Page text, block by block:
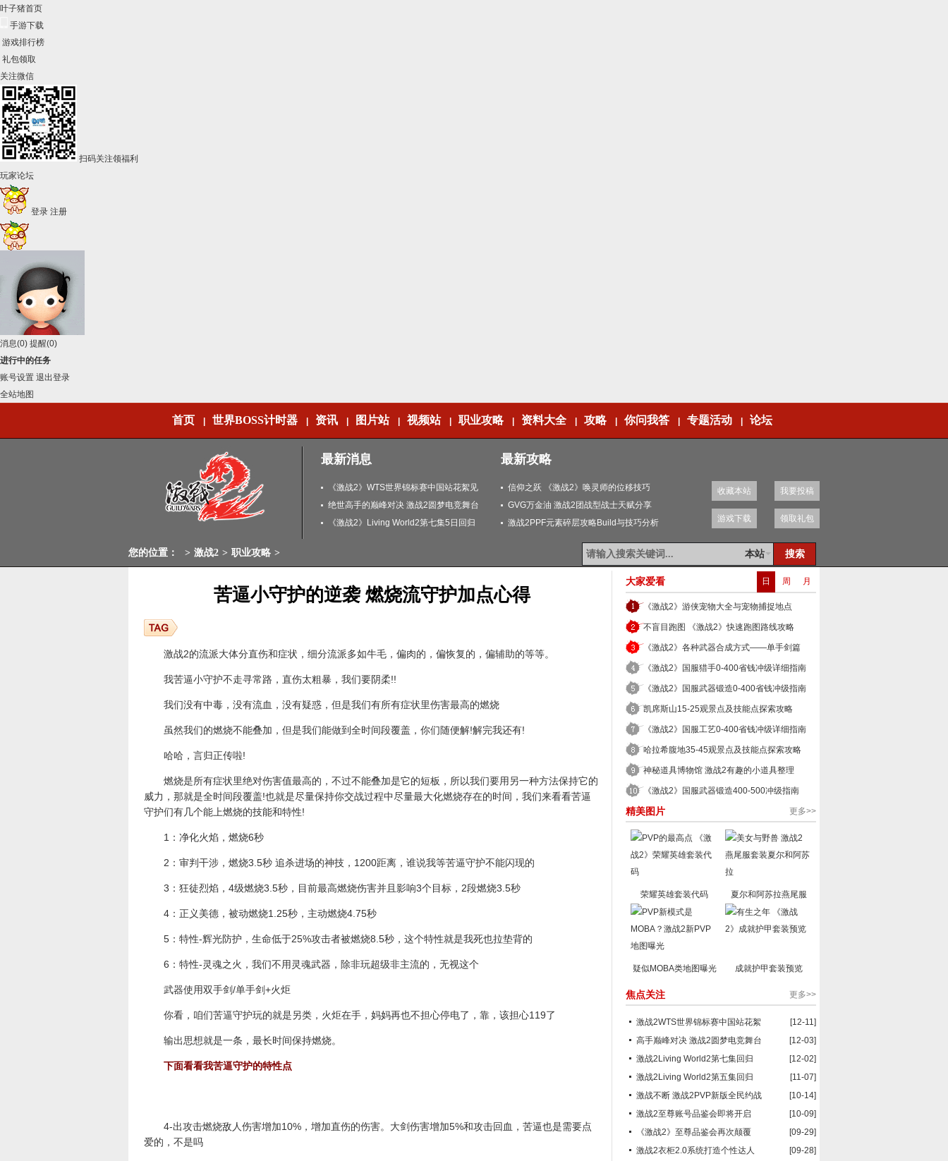
叶子猪首页
手游下载
游戏排行榜
礼包领取
关注微信
扫码关注领福利
玩家论坛
登录 注册
消息(0) 提醒(0)
进行中的任务
账号设置 退出登录
全站地图
首页 世界BOSS计时器 资讯 图片站 视频站 职业攻略 资料大全 攻略 你问我答 专题活动 论坛
最新消息
《激战2》WTS世界锦标赛中国站花絮见
闻
绝世高手的巅峰对决 激战2圆梦电竞舞台
《激战2》Living World2第七集5日回归
最新攻略
信仰之跃 《激战2》唤灵师的位移技巧
GVG万金油 激战2团战型战士天赋分享
激战2PPF元素碎层攻略Build与技巧分析
收藏本站 我要投稿
游戏下载 领取礼包
本站
您的位置： > 激战2 > 职业攻略 >
苦逼小守护的逆袭 燃烧流守护加点心得
激战2的流派大体分直伤和症状，细分流派多如牛毛，偏肉的，偏恢复的，偏辅助的等等。
我苦逼小守护不走寻常路，直伤太粗暴，我们要阴柔!!
我们没有中毒，没有流血，没有疑惑，但是我们有所有症状里伤害最高的燃烧
虽然我们的燃烧不能叠加，但是我们能做到全时间段覆盖，你们随便解!解完我还有!
哈哈，言归正传啦!
燃烧是所有症状里绝对伤害值最高的，不过不能叠加是它的短板，所以我们要用另一种方法保持它的
威力，那就是全时间段覆盖!也就是尽量保持你交战过程中尽量最大化燃烧存在的时间，我们来看看苦逼
守护们有几个能上燃烧的技能和特性!
1：净化火焰，燃烧6秒
2：审判干涉，燃烧3.5秒 追杀进场的神技，1200距离，谁说我等苦逼守护不能闪现的
3：狂徒烈焰，4级燃烧3.5秒，目前最高燃烧伤害并且影响3个目标，2段燃烧3.5秒
4：正义美德，被动燃烧1.25秒，主动燃烧4.75秒
5：特性-辉光防护，生命低于25%攻击者被燃烧8.5秒，这个特性就是我死也拉垫背的
6：特性-灵魂之火，我们不用灵魂武器，除非玩超级非主流的，无视这个
武器使用双手剑/单手剑+火炬
你看，咱们苦逼守护玩的就是另类，火炬在手，妈妈再也不担心停电了，靠，该担心119了
输出思想就是一条，最长时间保持燃烧。
下面看看我苦逼守护的特性点
4-出攻击燃烧敌人伤害增加10%，增加直伤的伤害。大剑伤害增加5%和攻击回血，苦逼也是需要点
爱的，不是吗
日 周 月
大家爱看
《激战2》游侠宠物大全与宠物捕捉地点
不盲目跑图 《激战2》快速跑图路线攻略
《激战2》各种武器合成方式——单手剑篇
《激战2》国服猎手0-400省钱冲级详细指南
《激战2》国服武器锻造0-400省钱冲级指南
凯席斯山15-25观景点及技能点探索攻略
《激战2》国服工艺0-400省钱冲级详细指南
哈拉希腹地35-45观景点及技能点探索攻略
神秘道具博物馆 激战2有趣的小道具整理
《激战2》国服武器锻造400-500冲级指南
更多>>
精美图片
荣耀英雄套装代码 夏尔和阿苏拉燕尾服
疑似MOBA类地图曝光 成就护甲套装预览
更多>>
焦点关注
[12-11]
激战2WTS世界锦标赛中国站花絮
[12-03]
高手巅峰对决 激战2圆梦电竞舞台
[12-02]
激战2Living World2第七集回归
[11-07]
激战2Living World2第五集回归
[10-14]
激战不断 激战2PVP新版全民约战
[10-09]
激战2至尊账号品鉴会即将开启
[09-29]
《激战2》至尊品鉴会再次颠覆
[09-28]
激战2衣柜2.0系统打造个性达人